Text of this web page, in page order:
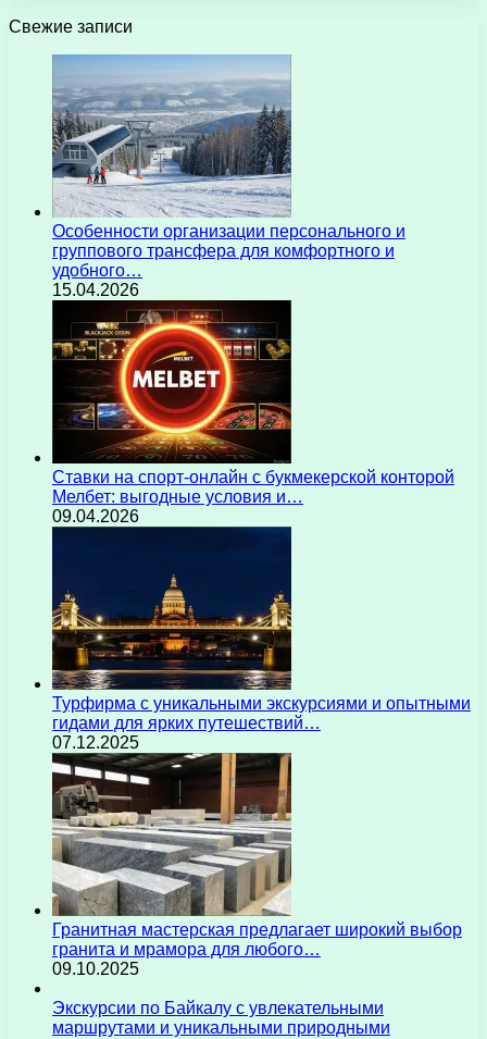
Свежие записи
Особенности организации персонального и
группового трансфера для комфортного и
удобного…
15.04.2026
Ставки на спорт-онлайн с букмекерской конторой
Мелбет: выгодные условия и…
09.04.2026
Турфирма с уникальными экскурсиями и опытными
гидами для ярких путешествий…
07.12.2025
Гранитная мастерская предлагает широкий выбор
гранита и мрамора для любого…
09.10.2025
Экскурсии по Байкалу с увлекательными
маршрутами и уникальными природными